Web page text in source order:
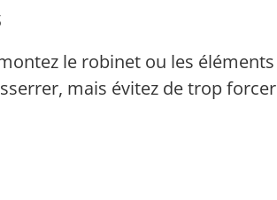
le robinet ou les éléments
mais évitez de trop forcer